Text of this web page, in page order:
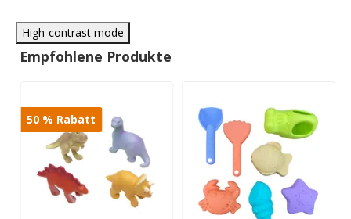
High-contrast mode
Empfohlene Produkte
50 % Rabatt